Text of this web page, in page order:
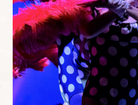
Danseurs